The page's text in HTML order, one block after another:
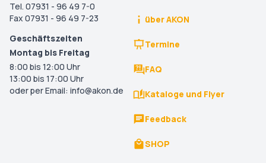
Tel. 07931 - 96 49 7-0
Fax 07931 - 96 49 7-23
Geschäftszeiten
Montag bis Freitag
8:00 bis 12:00 Uhr
13:00 bis 17:00 Uhr
oder per Email: info@akon.de
über AKON
Termine
FAQ
Kataloge und Flyer
Feedback
SHOP